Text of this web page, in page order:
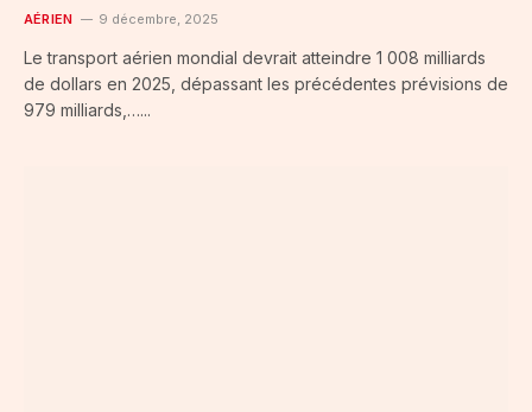
AÉRIEN 9 décembre, 2025
Le transport aérien mondial devrait atteindre 1 008 milliards
de dollars en 2025, dépassant les précédentes prévisions de
979 milliards,…...